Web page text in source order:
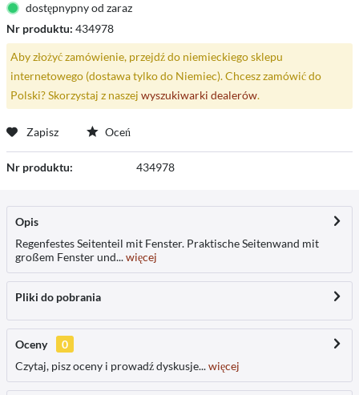
dostępnypny od zaraz
Nr produktu: 434978
Aby złożyć zamówienie, przejdź do niemieckiego sklepu
internetowego (dostawa tylko do Niemiec). Chcesz zamówić do
Polski? Skorzystaj z naszej wyszukiwarki dealerów.
Zapisz Oceń
Nr produktu: 434978
Opis
Regenfestes Seitenteil mit Fenster. Praktische Seitenwand mit
großem Fenster und...więcej
Pliki do pobrania
Oceny
0
Czytaj, pisz oceny i prowadź dyskusje...więcej